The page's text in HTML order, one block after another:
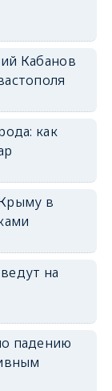
Кабанов
как
в
на
падению